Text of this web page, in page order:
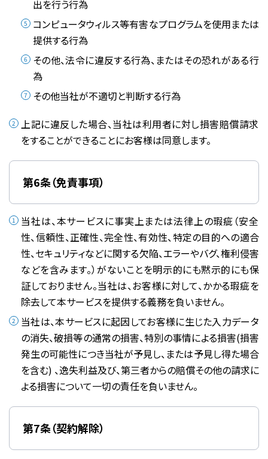
出を行う行為
コンピュータウィルス等有害なプログラムを使用または
提供する行為
その他、法令に違反する行為、またはその恐れがある行
為
その他当社が不適切と判断する行為
上記に違反した場合、当社は利用者に対し損害賠償請求
をすることができることにお客様は同意します。
第6条（免責事項）
当社は、本サービスに事実上または法律上の瑕疵（安全
性、信頼性、正確性、完全性、有効性、特定の目的への適合
性、セキュリティなどに関する欠陥、エラーやバグ、権利侵害
などを含みます。）がないことを明示的にも黙示的にも保
証しておりません。当社は、お客様に対して、かかる瑕疵を
除去して本サービスを提供する義務を負いません。
当社は、本サービスに起因してお客様に生じた入力データ
の消失、破損等の通常の損害、特別の事情による損害(損害
発生の可能性につき当社が予見し、または予見し得た場合
を含む) 、逸失利益及び、第三者からの賠償その他の請求に
よる損害について一切の責任を負いません。
第7条（契約解除）